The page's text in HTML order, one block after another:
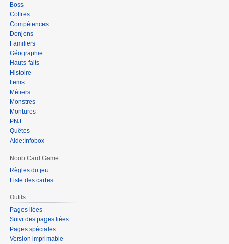
Boss
Coffres
Compétences
Donjons
Familiers
Géographie
Hauts-faits
Histoire
Items
Métiers
Monstres
Montures
PNJ
Quêtes
Aide:Infobox
Noob Card Game
Règles du jeu
Liste des cartes
Outils
Pages liées
Suivi des pages liées
Pages spéciales
Version imprimable